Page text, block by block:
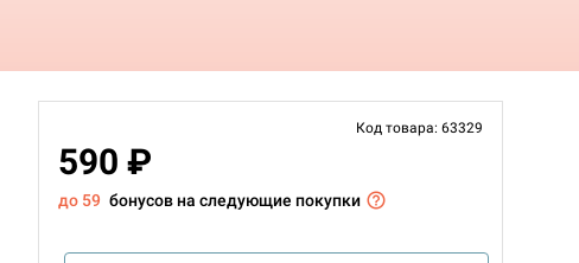
Код товара: 63329
590 ₽
до 59 бонусов на следующие покупки